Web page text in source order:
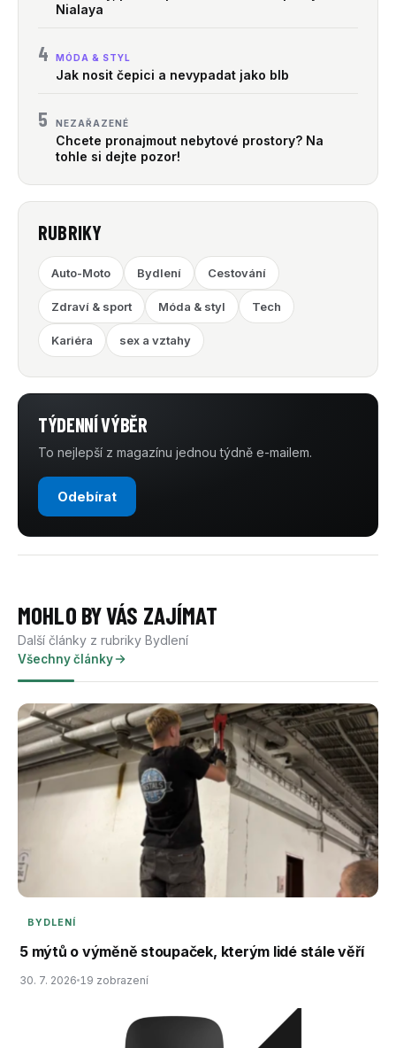
Nialaya
4 MÓDA & STYL
Jak nosit čepici a nevypadat jako blb
5 NEZAŘAZENÉ
Chcete pronajmout nebytové prostory? Na
tohle si dejte pozor!
RUBRIKY
Auto-Moto Bydlení Cestování
Zdraví & sport Móda & styl Tech
Kariéra sex a vztahy
TÝDENNÍ VÝBĚR
To nejlepší z magazínu jednou týdně e-mailem.
Odebírat
MOHLO BY VÁS ZAJÍMAT
Další články z rubriky Bydlení
Všechny články
BYDLENÍ
5 mýtů o výměně stoupaček, kterým lidé stále věří
30. 7. 2026 19 zobrazení